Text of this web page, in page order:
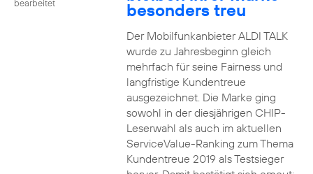
bearbeitet
besonders treu
Der Mobilfunkanbieter ALDI TALK
wurde zu Jahresbeginn gleich
mehrfach für seine Fairness und
langfristige Kundentreue
ausgezeichnet. Die Marke ging
sowohl in der diesjährigen CHIP-
Leserwahl als auch im aktuellen
ServiceValue-Ranking zum Thema
Kundentreue 2019 als Testsieger